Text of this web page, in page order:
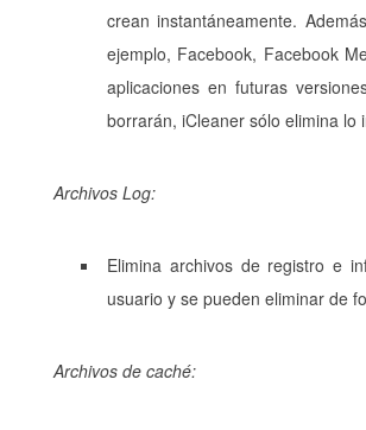
crean instantáneamente.
ejemplo, Facebook, Facebook
aplicaciones en futuras
borrarán, iCleaner sólo elimina lo
Archivos Log:
Elimina archivos de registro e
usuario y se pueden eliminar de
Archivos de caché: